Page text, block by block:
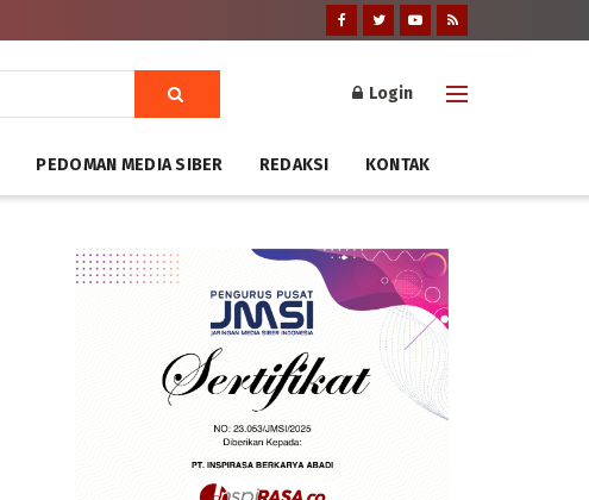
Login
PEDOMAN MEDIA SIBER REDAKSI KONTAK